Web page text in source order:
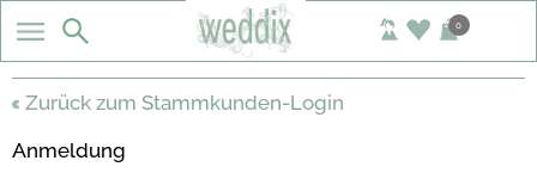
0
Zurück zum Stammkunden-Login
Anmeldung